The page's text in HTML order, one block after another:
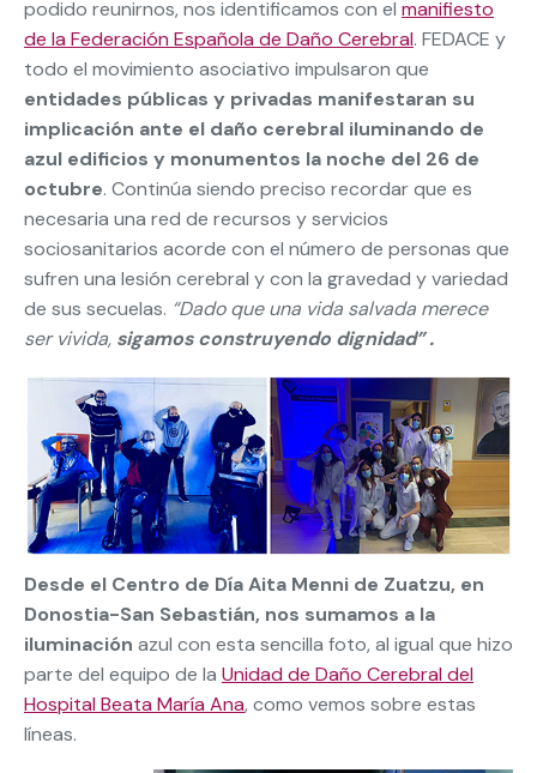
podido reunirnos, nos identificamos con el manifiesto
de la Federación Española de Daño Cerebral. FEDACE y
todo el movimiento asociativo impulsaron que
entidades públicas y privadas manifestaran su
implicación ante el daño cerebral iluminando de
azul edificios y monumentos la noche del 26 de
octubre. Continúa siendo preciso recordar que es
necesaria una red de recursos y servicios
sociosanitarios acorde con el número de personas que
sufren una lesión cerebral y con la gravedad y variedad
de sus secuelas. “Dado que una vida salvada merece
ser vivida, sigamos construyendo dignidad” .
Desde el Centro de Día Aita Menni de Zuatzu, en
Donostia-San Sebastián, nos sumamos a la
iluminación azul con esta sencilla foto, al igual que hizo
parte del equipo de la Unidad de Daño Cerebral del
Hospital Beata María Ana, como vemos sobre estas
líneas.